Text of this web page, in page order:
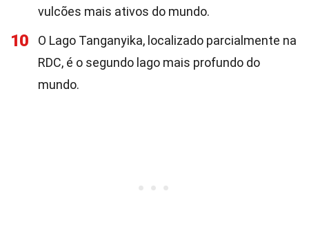
vulcões mais ativos do mundo.
10
O Lago Tanganyika, localizado parcialmente na
RDC, é o segundo lago mais profundo do
mundo.